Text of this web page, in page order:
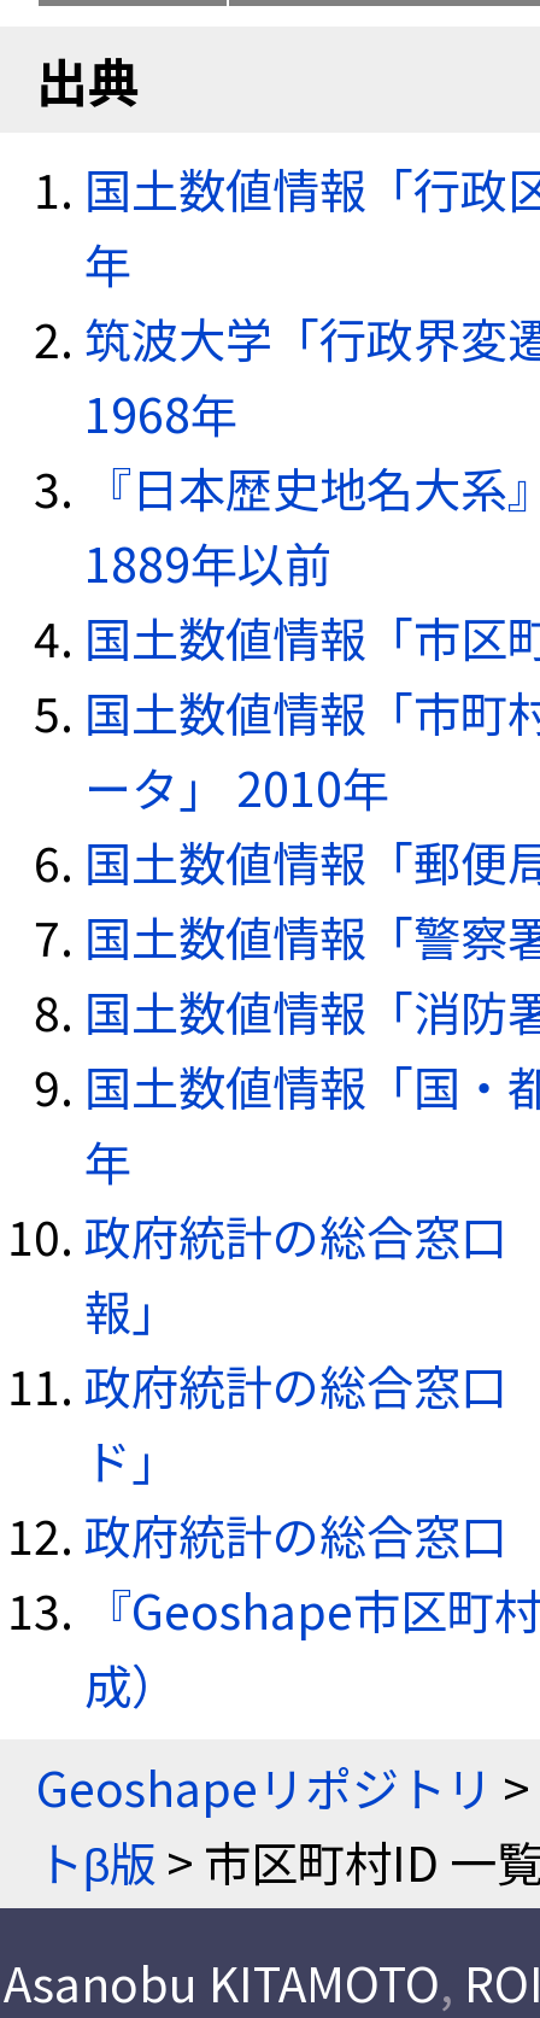
出典
国土数値情報「行政
年
筑波大学「行政界変
1968年
『日本歴史地名大
1889年以前
国土数値情報「市区
国土数値情報「市町
ータ」 2010年
国土数値情報「郵便
国土数値情報「警察
国土数値情報「消防
国土数値情報「国・
年
政府統計の総合窓口
報」
政府統計の総合窓口
ド」
政府統計の総合窓口
『Geoshape市区町
成）
Geoshapeリポジトリ >
トβ版 > 市区町村ID 一
Asanobu KITAMOTO,